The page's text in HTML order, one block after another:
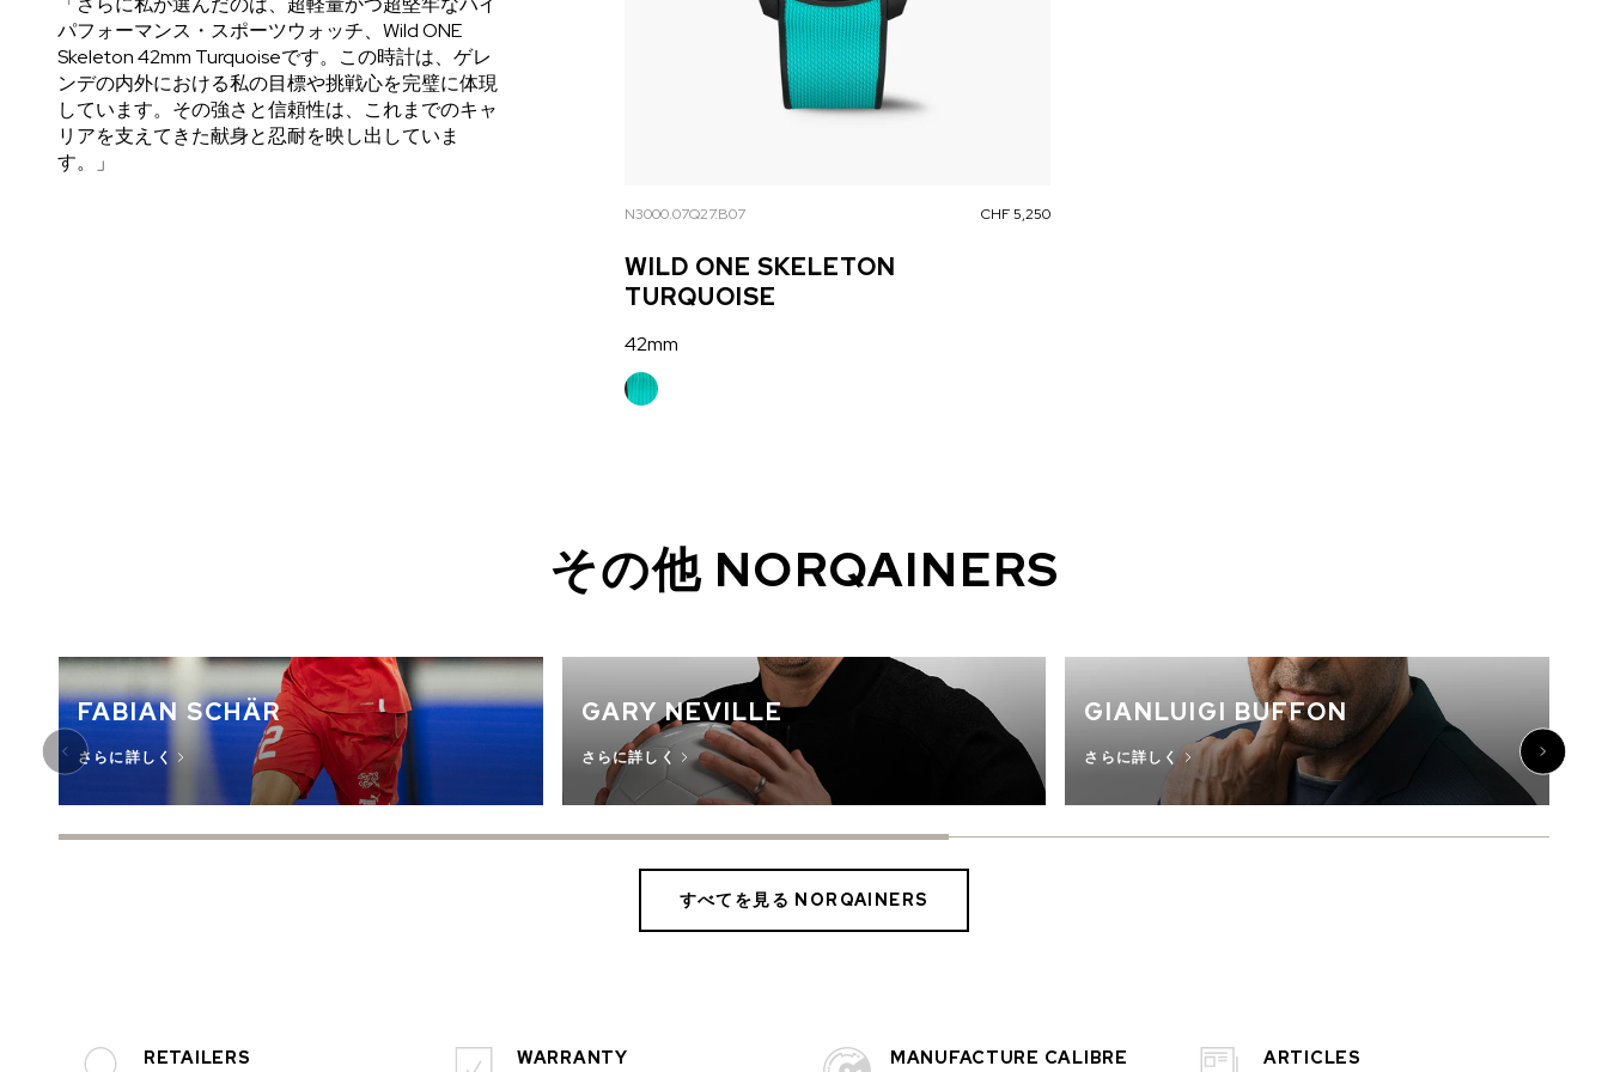
パフォーマンス・スポーツウォッチ、Wild ONE
Skeleton 42mm Turquoiseです。この時計は、ゲレ
ンデの内外における私の目標や挑戦心を完璧に体現
しています。その強さと信頼性は、これまでのキャ
リアを支えてきた献身と忍耐を映し出していま
す。」
N3000.07Q27.B07 CHF 5,250
WILD ONE SKELETON
TURQUOISE
42mm
その他 NORQAINERS
FABIAN SCHÄR
さらに詳しく
GARY NEVILLE
さらに詳しく
GIANLUIGI BUFFON
さらに詳しく
すべてを見る NORQAINERS
RETAILERS WARRANTY MANUFACTURE CALIBRE ARTICLES